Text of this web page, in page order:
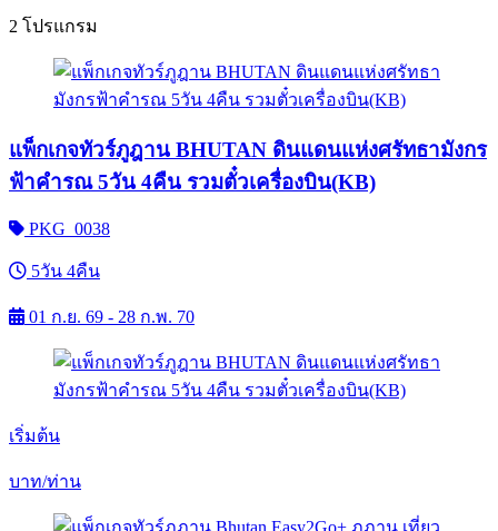
2 โปรแกรม
แพ็กเกจทัวร์ภูฎาน BHUTAN ดินแดนแห่งศรัทธามังกร
ฟ้าคำรณ 5วัน 4คืน รวมตั๋วเครื่องบิน(KB)
PKG_0038
5วัน 4คืน
01 ก.ย. 69 - 28 ก.พ. 70
เริ่มต้น
บาท/ท่าน